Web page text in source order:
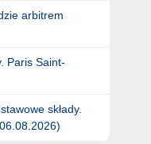
arbitrem
Paris Saint-
składy.